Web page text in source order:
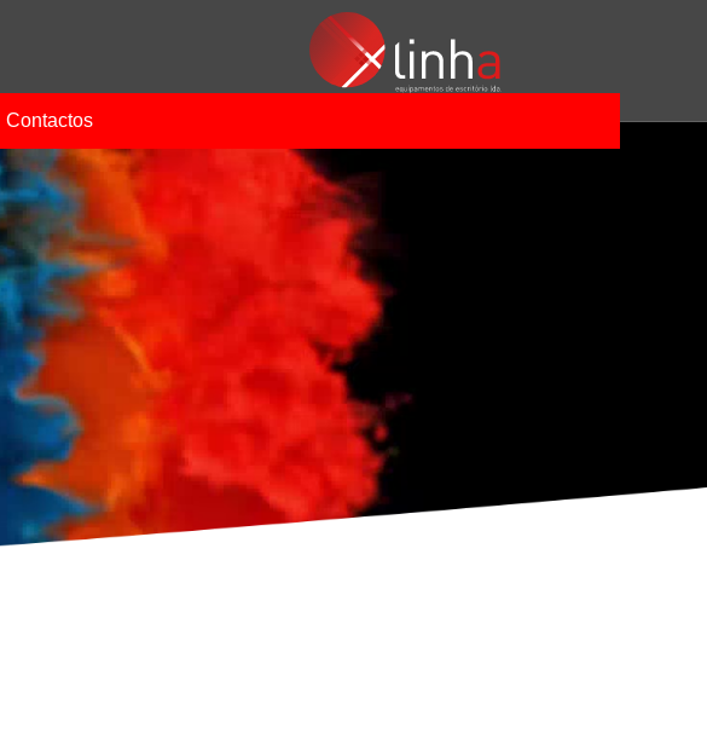
Contactos